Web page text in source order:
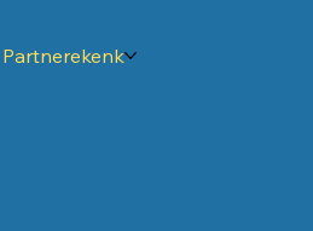
Partnerekenk